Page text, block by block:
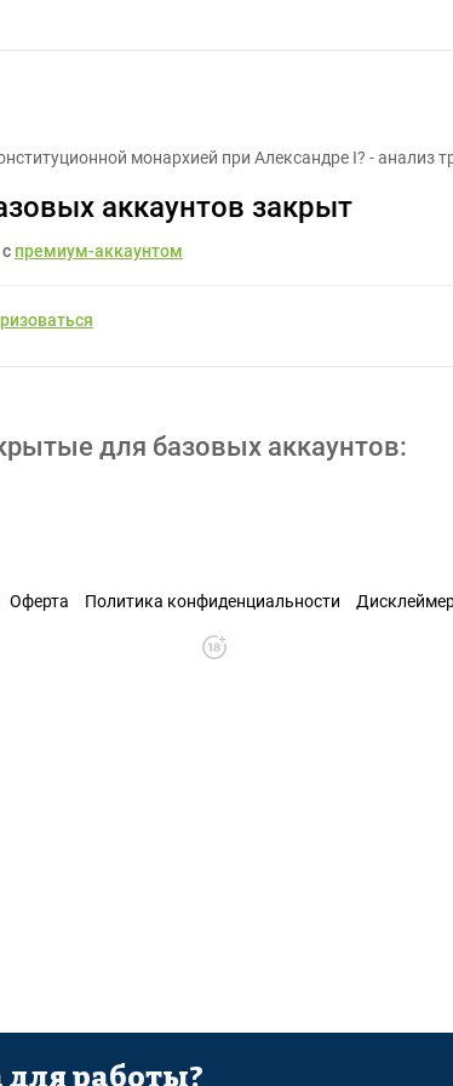
монархией при Александре I? - анализ
аккаунтов закрыт
премиум-аккаунтом
для базовых аккаунтов:
Оферта Политика конфиденциальности
работы?